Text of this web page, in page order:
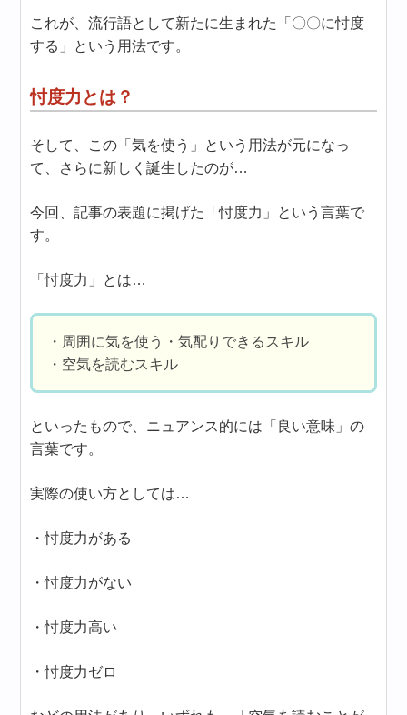
これが、流行語として新たに生まれた「〇〇に忖度
する」という用法です。
忖度力とは？
そして、この「気を使う」という用法が元になっ
て、さらに新しく誕生したのが…
今回、記事の表題に掲げた「忖度力」という言葉で
す。
「忖度力」とは…
・周囲に気を使う・気配りできるスキル
・空気を読むスキル
といったもので、ニュアンス的には「良い意味」の
言葉です。
実際の使い方としては…
・忖度力がある
・忖度力がない
・忖度力高い
・忖度力ゼロ